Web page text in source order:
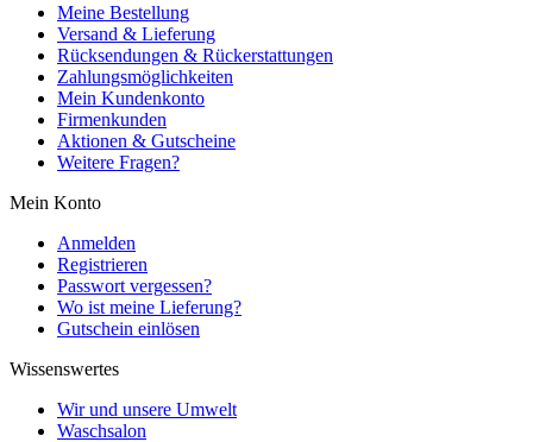
Meine Bestellung
Versand & Lieferung
Rücksendungen & Rückerstattungen
Zahlungsmöglichkeiten
Mein Kundenkonto
Firmenkunden
Aktionen & Gutscheine
Weitere Fragen?
Mein Konto
Anmelden
Registrieren
Passwort vergessen?
Wo ist meine Lieferung?
Gutschein einlösen
Wissenswertes
Wir und unsere Umwelt
Waschsalon